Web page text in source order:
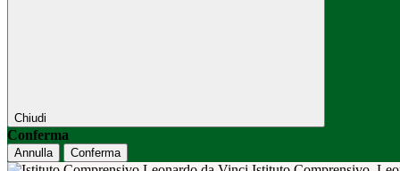
Chiudi
Conferma
Annulla Conferma